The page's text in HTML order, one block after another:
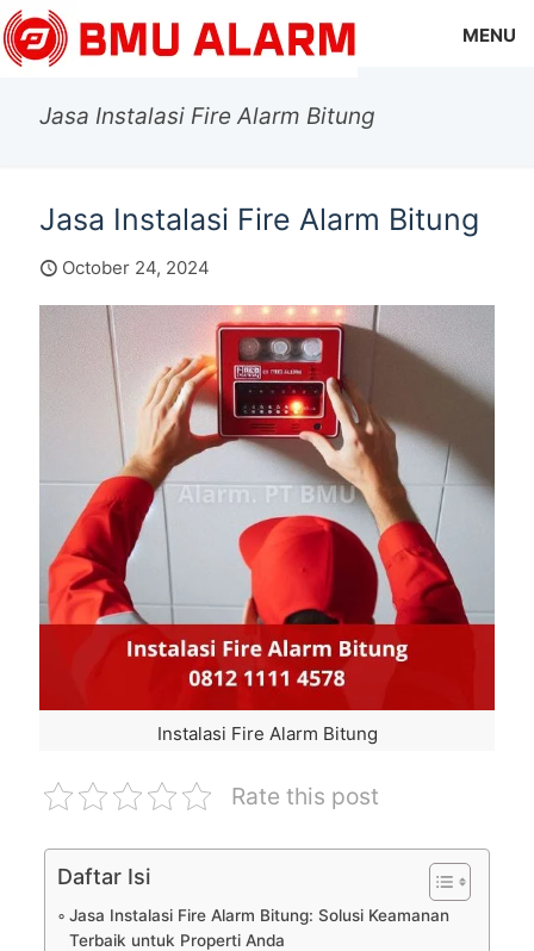
MENU
Jasa Instalasi Fire Alarm Bitung
Jasa Instalasi Fire Alarm Bitung
October 24, 2024
Instalasi Fire Alarm Bitung
Rate this post
Daftar Isi
Jasa Instalasi Fire Alarm Bitung: Solusi Keamanan
Terbaik untuk Properti Anda